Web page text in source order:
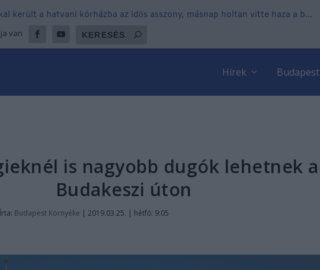
került a hatvani kórházba az idős asszony, másnap holtan vitte haza a b...
van
Hírek Budapest
is nagyobb dugók lehetnek a
Budakeszi úton
Írta: Budapest Környéke |2019.03.25. | hétfő: 9:05